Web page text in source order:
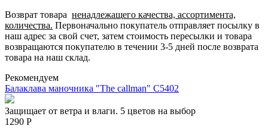
Возврат товара ненадлежащего качества, ассортимента,
количества. Первоначально покупатель отправляет посылку в
наш адрес за свой счет, затем стоимость пересылки и товара
возвращаются покупателю в течении 3-5 дней после возврата
товара на наш склад.
Рекомендуем
Балаклава маночника "The callman" С5402
Защищает от ветра и влаги. 5 цветов на выбор
1290 Р